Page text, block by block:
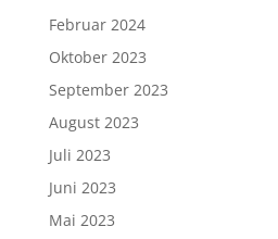
Februar 2024
Oktober 2023
September 2023
August 2023
Juli 2023
Juni 2023
Mai 2023